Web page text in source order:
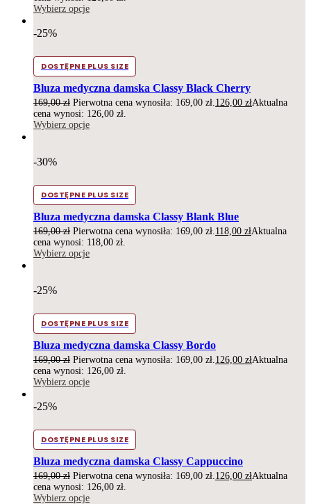
Wybierz opcje
-25%
DOSTĘPNE PLUS SIZE
Bluza medyczna damska Classy Black Cherry
169,00zł Pierwotna cena wynosiła: 169,00 zł. 126,00 złAktualna
cena wynosi: 126,00 zł.
Wybierz opcje
-30%
DOSTĘPNE PLUS SIZE
Bluza medyczna damska Classy Blank Blue
169,00zł Pierwotna cena wynosiła: 169,00 zł. 118,00 złAktualna
cena wynosi: 118,00 zł.
Wybierz opcje
-25%
DOSTĘPNE PLUS SIZE
Bluza medyczna damska Classy Bordo
169,00zł Pierwotna cena wynosiła: 169,00 zł. 126,00 złAktualna
cena wynosi: 126,00 zł.
Wybierz opcje
-25%
DOSTĘPNE PLUS SIZE
Bluza medyczna damska Classy Cappuccino
169,00zł Pierwotna cena wynosiła: 169,00 zł. 126,00 złAktualna
cena wynosi: 126,00 zł.
Wybierz opcje